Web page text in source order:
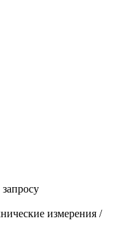
измерения /